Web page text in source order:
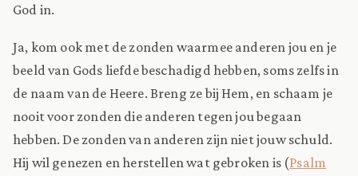
God in.
Ja, kom ook met de zonden waarmee anderen jou en je
beeld van Gods liefde beschadigd hebben, soms zelfs in
de naam van de Heere. Breng ze bij Hem, en schaam je
nooit voor zonden die anderen tegen jou begaan
hebben. De zonden van anderen zijn niet jouw schuld.
Hij wil genezen en herstellen wat gebroken is (Psalm